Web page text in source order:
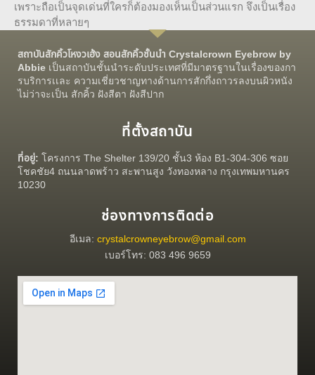
เพราะถือเป็นจุดเด่นที่ใครก็ต้องมองเห็นเป็นส่วนแรก จึงเป็นเรื่อง
ธรรมดาที่หลายๆ
สถาบันสักคิ้วโหงวเฮ้ง สอนสักคิ้วชั้นนำ Crystalcrown Eyebrow by
Abbie เป็นสถาบันชั้นนำระดับประเทศที่มีมาตรฐานในเรื่องของกา
รบริการเเละ ความเชี่ยวชาญทางด้านการสักกึ่งถาวรลงบนผิวหนัง
ไม่ว่าจะเป็น สักคิ้ว ฝังสีตา ฝังสีปาก
ที่ตั้งสถาบัน
ที่อยู่: โครงการ The Shelter 139/20 ชั้น3 ห้อง B1-304-306 ซอย
โชคชัย4 ถนนลาดพร้าว สะพานสูง วังทองหลาง กรุงเทพมหานคร
10230
ช่องทางการติดต่อ
อีเมล: crystalcrowneyebrow@gmail.com
เบอร์โทร: 083 496 9659